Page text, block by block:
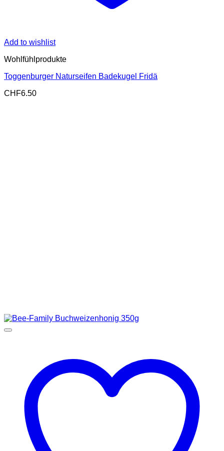
Add to wishlist
Wohlfühlprodukte
Toggenburger Naturseifen Badekugel Fridä
CHF6.50